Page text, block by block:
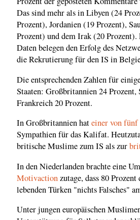
Das sind mehr als in Libyen (24
Prozent), Jordanien (19 Prozent),
Prozent) und dem Irak (20 Prozent).
Daten belegen den Erfolg des
die Rekrutierung für den IS in
Die entsprechenden Zahlen für
Staaten: Großbritannien 24 Prozent,
Frankreich 20 Prozent.
In Großbritannien hateiner von fünf
Sympathien für das Kalifat.
britische Muslime zum IS als zur
In den Niederlanden brachte eine
Motivactionzutage, dass 80
lebenden Türken "nichts Falsches"
Unter jungen europäischen